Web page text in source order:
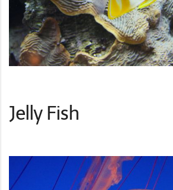
Jelly Fish